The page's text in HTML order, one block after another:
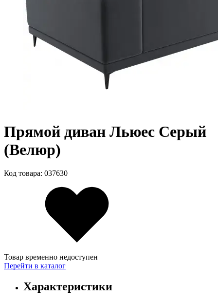
Прямой диван Льюес Серый
(Велюр)
Код товара: 037630
Товар временно недоступен
Перейти в каталог
Характеристики